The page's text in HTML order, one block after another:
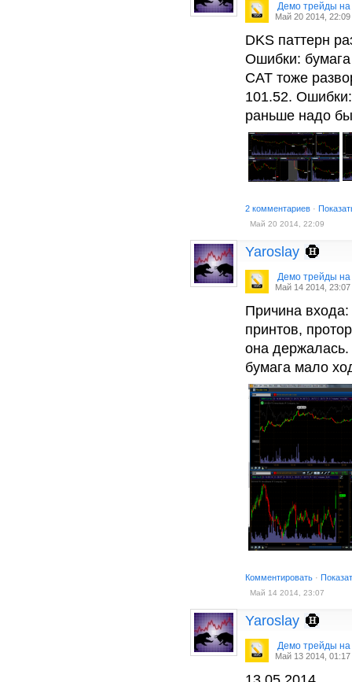
Демо трейды на
Май 20 2014, 22:09
DKS паттерн
Ошибки:
CAT тоже
101.52.
раньше надо
2 комментариев ·
Май 20 2014, 22:09
Yaroslay
Демо трейды на
Май 14 2014, 23:07
Причина
принтов,
она
бумага мало
Комментировать ·
Май 14 2014, 23:07
Yaroslay
Демо трейды на
Май 13 2014, 01:17